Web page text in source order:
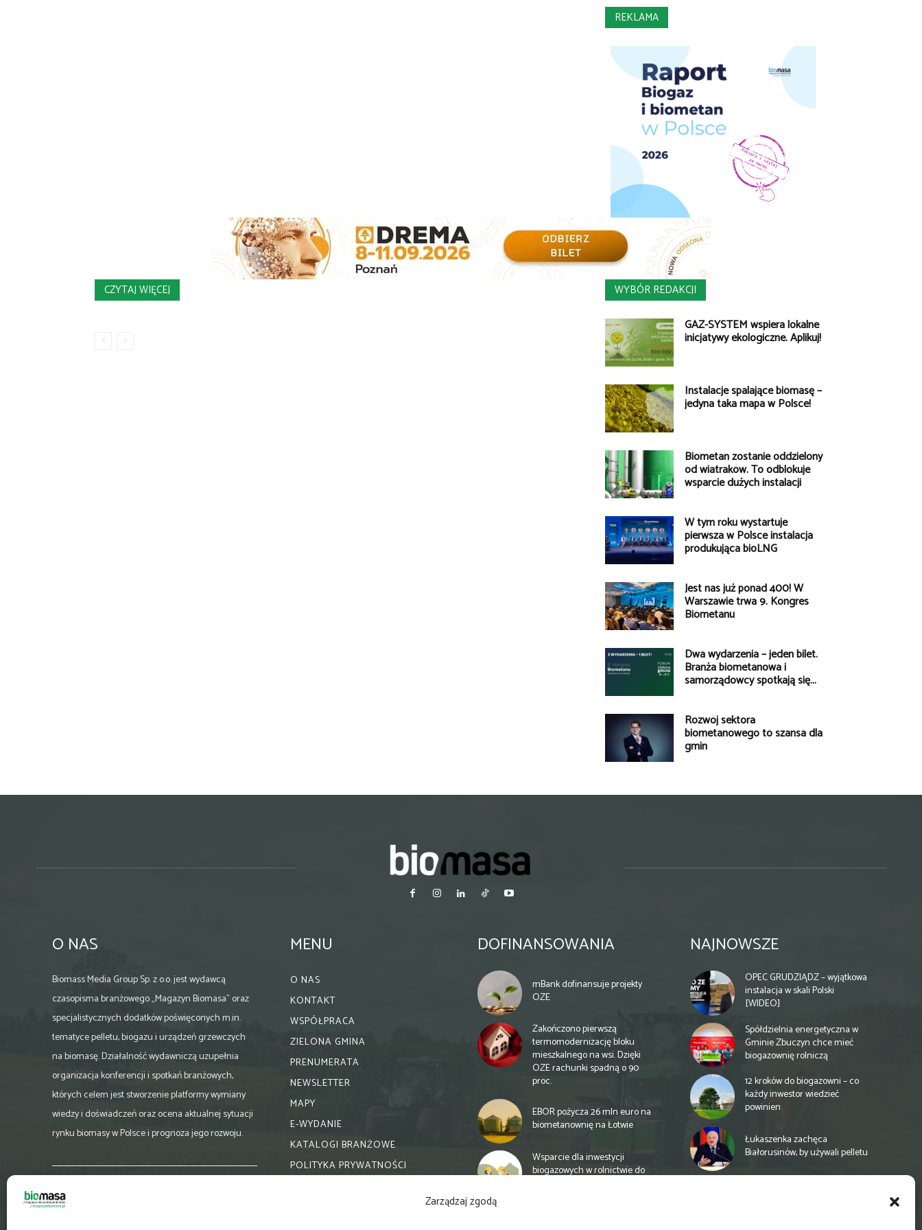
Zarządzaj zgodą
REKLAMA
CZYTAJ WIĘCEJ WYBÓR REDAKCJI
GAZ-SYSTEM wspiera lokalne
inicjatywy ekologiczne. Aplikuj!
Instalacje spalające biomasę –
jedyna taka mapa w Polsce!
Biometan zostanie oddzielony
od wiatraków. To odblokuje
wsparcie dużych instalacji
W tym roku wystartuje
pierwsza w Polsce instalacja
produkująca bioLNG
Jest nas już ponad 400! W
Warszawie trwa 9. Kongres
Biometanu
Dwa wydarzenia – jeden bilet.
Branża biometanowa i
samorządowcy spotkają się...
Rozwój sektora
biometanowego to szansa dla
gmin
O NAS
Biomass Media Group Sp. z o.o. jest wydawcą
czasopisma branżowego „Magazyn Biomasa” oraz
specjalistycznych dodatków poświęconych m.in.
tematyce pelletu, biogazu i urządzeń grzewczych
na biomasę. Działalność wydawniczą uzupełnia
organizacja konferencji i spotkań branżowych,
których celem jest stworzenie platformy wymiany
wiedzy i doświadczeń oraz ocena aktualnej sytuacji
rynku biomasy w Polsce i prognoza jego rozwoju.
biuro@magazynbiomasa.pl
MENU
O NAS
KONTAKT
WSPÓŁPRACA
ZIELONA GMINA
PRENUMERATA
NEWSLETTER
MAPY
E-WYDANIE
KATALOGI BRANŻOWE
POLITYKA PRYWATNOŚCI
DOFINANSOWANIA
mBank dofinansuje projekty
OZE
Zakończono pierwszą
termomodernizację bloku
mieszkalnego na wsi. Dzięki
OZE rachunki spadną o 90
proc.
EBOR pożycza 26 mln euro na
biometanownię na Łotwie
Wsparcie dla inwestycji
biogazowych w rolnictwie do
NAJNOWSZE
OPEC GRUDZIĄDZ – wyjątkowa
instalacja w skali Polski
[WIDEO]
Spółdzielnia energetyczna w
Gminie Zbuczyn chce mieć
biogazownię rolniczą
12 kroków do biogazowni – co
każdy inwestor wiedzieć
powinien
Łukaszenka zachęca
Białorusinów, by używali pelletu